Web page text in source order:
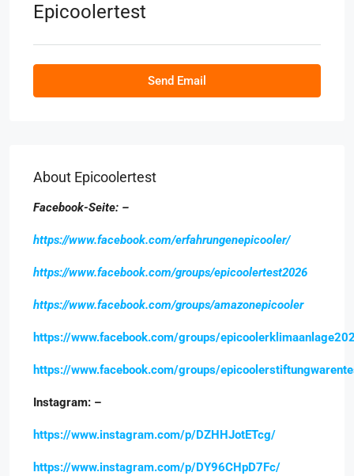
Epicoolertest
Send Email
About Epicoolertest
Facebook-Seite: –
https://www.facebook.com/erfahrungenepicooler/
https://www.facebook.com/groups/epicoolertest2026
https://www.facebook.com/groups/amazonepicooler
https://www.facebook.com/groups/
https://www.facebook.com/groups/
Instagram: –
https://www.instagram.com/p/DZHHJotETcg/
https://www.instagram.com/p/DY96CHpD7Fc/